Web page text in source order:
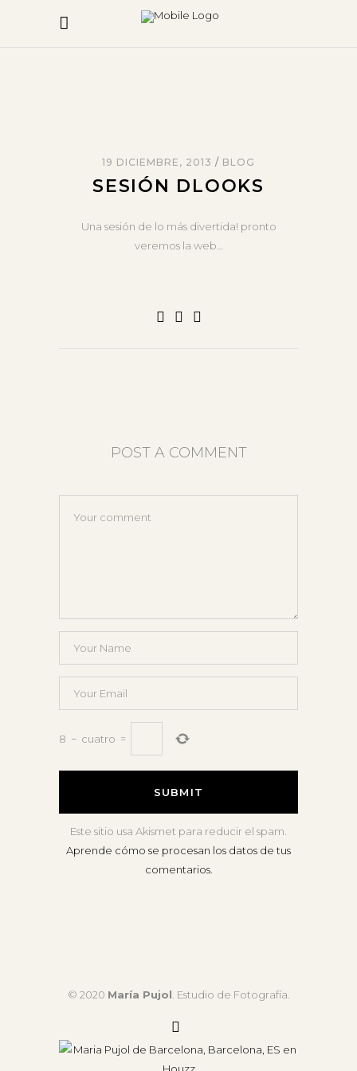
19 DICIEMBRE, 2013 BLOG
SESIÓN DLOOKS
Una sesión de lo más divertida! pronto
veremos la web…
POST A COMMENT
8 − cuatro =
Este sitio usa Akismet para reducir el spam.
Aprende cómo se procesan los datos de tus
comentarios.
© 2020 María Pujol. Estudio de Fotografía.